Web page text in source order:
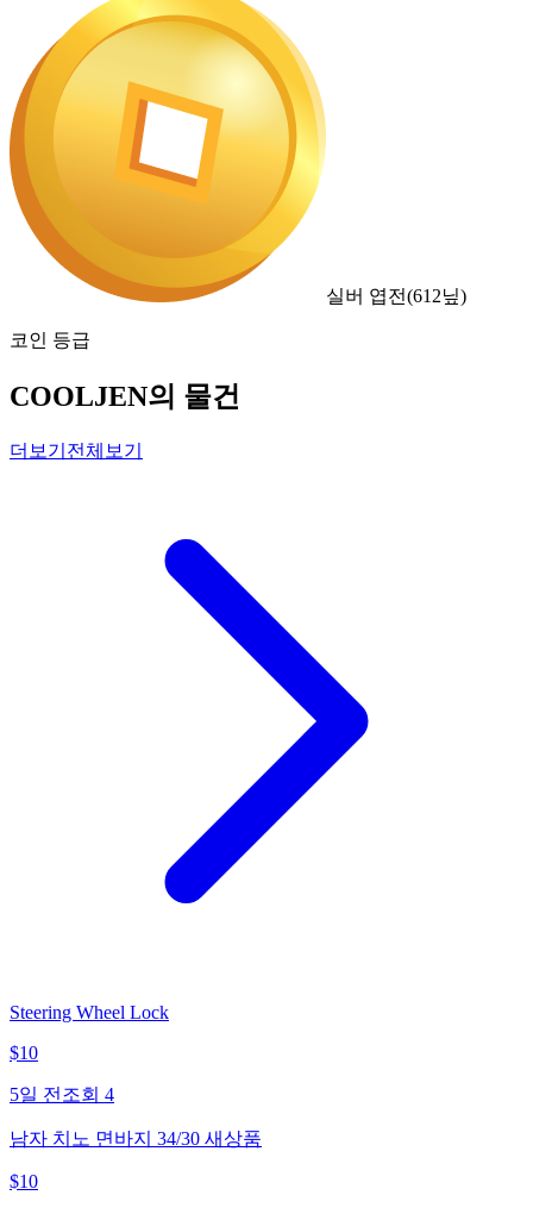
실버 엽전(612닢)
코인 등급
COOLJEN의 물건
더보기 전체보기
Steering Wheel Lock
$10
5일 전 조회 4
남자 치노 면바지 34/30 새상품
$10